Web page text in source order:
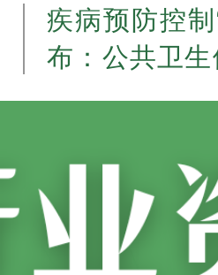
疾病预防控
布：公共卫
走向制度现代